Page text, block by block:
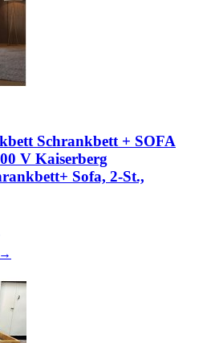
Schrankbett + SOFA
V Kaiserberg
Sofa, 2-St.,
→